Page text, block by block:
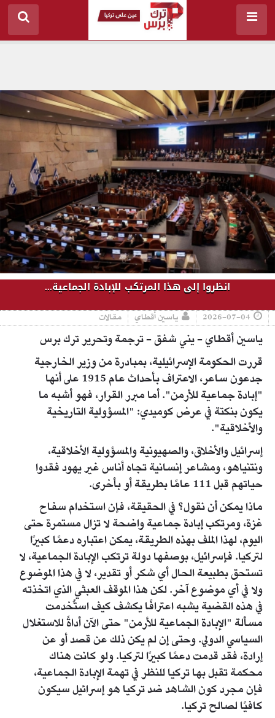
انظروا إلى هذا المرتكب للإبادة الجماعية...
2026-07-04 ياسين أقطاي مقالات
ياسين أقطاي - يني شفق - ترجمة وتحرير ترك برس
قررت الحكومة الإسرائيلية، بمبادرة من وزير الخارجية
جدعون ساعر، الاعتراف بأحداث عام 1915 على أنها
"إبادة جماعية للأرمن". أما مبرر القرار، فهو أشبه ما
يكون بنكتة في عرض كوميدي: "المسؤولية التاريخية
والأخلاقية".
إسرائيل والأخلاق، والصهيونية والمسؤولية الأخلاقية،
ونتنياهو، ومشاعر إنسانية تجاه أناس غير يهود فقدوا
حياتهم قبل 111 عامًا بطريقة أو بأخرى.
ماذا يمكن أن نقول؟ في الحقيقة، فإن استخدام سفاح
غزة، ومرتكب إبادة جماعية واضحة لا تزال مستمرة حتى
اليوم، لهذا الملف بهذه الطريقة، يمكن اعتباره دعمًا كبيرًا
لتركيا. فإسرائيل، بوصفها دولة ترتكب الإبادة الجماعية، لا
تستحق بطبيعة الحال أي شكر أو تقدير، لا في هذا الموضوع
ولا في أي موضوع آخر. لكن هذا الموقف العبثي الذي اتخذته
في هذه القضية يشبه اعترافًا يكشف كيف استُخدمت
مسألة "الإبادة الجماعية للأرمن" حتى الآن أداةً للاستغلال
السياسي الدولي. وحتى إن لم يكن ذلك عن قصد أو عن
إرادة، فقد قدمت دعمًا كبيرًا لتركيا. ولو كانت هناك
محكمة تقبل بها تركيا للنظر في تهمة الإبادة الجماعية،
فإن مجرد كون الشاهد ضد تركيا هو إسرائيل سيكون
كافيًا لصالح تركيا.